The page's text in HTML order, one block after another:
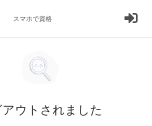
スマホで資格
アウトされました